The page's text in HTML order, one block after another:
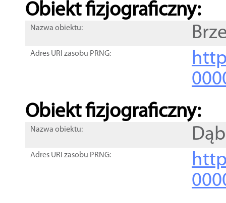
Obiekt fizjograficzny:
Nazwa obiektu:
Adres URI zasobu PRNG:
Obiekt fizjograficzny:
Nazwa obiektu:
Adres URI zasobu PRNG: